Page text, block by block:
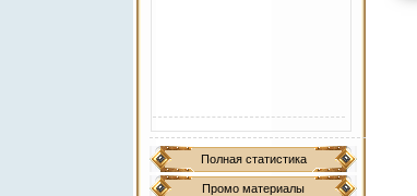
Полная статистика
Промо материалы